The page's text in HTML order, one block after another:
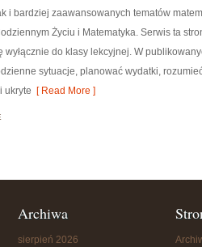
i bardziej zaawansowanych tematów
Życiu i Matematyka. Serwis ta
do klasy lekcyjnej. W
sytuacje, planować wydatki,
ukryte [ Read More ]
Archiwa
sierpień 2026